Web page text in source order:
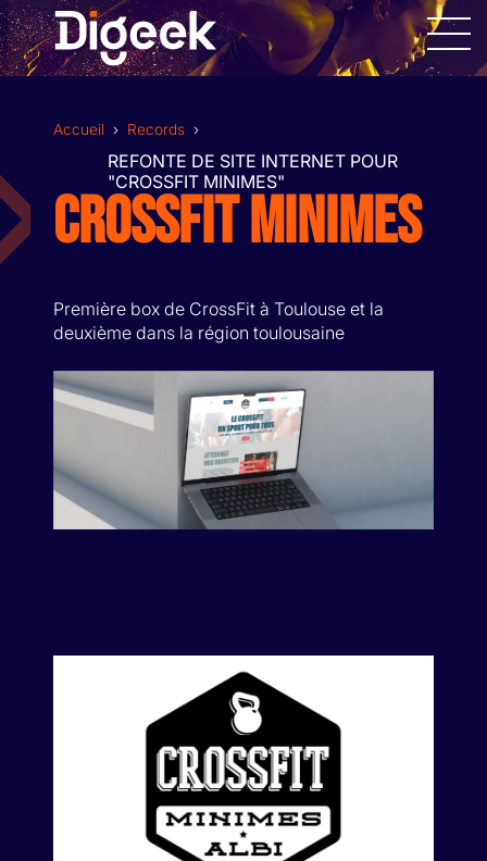
Allez
au
contenu
DESIGN GRAPHIQUE
SITES INTERNET
RÉALISATION VIDÉOS
Accueil › Records ›
REFONTE DE SITE INTERNET POUR
"CROSSFIT MINIMES"
CROSSFIT MINIMES
Première box de CrossFit à Toulouse et la
deuxième dans la région toulousaine